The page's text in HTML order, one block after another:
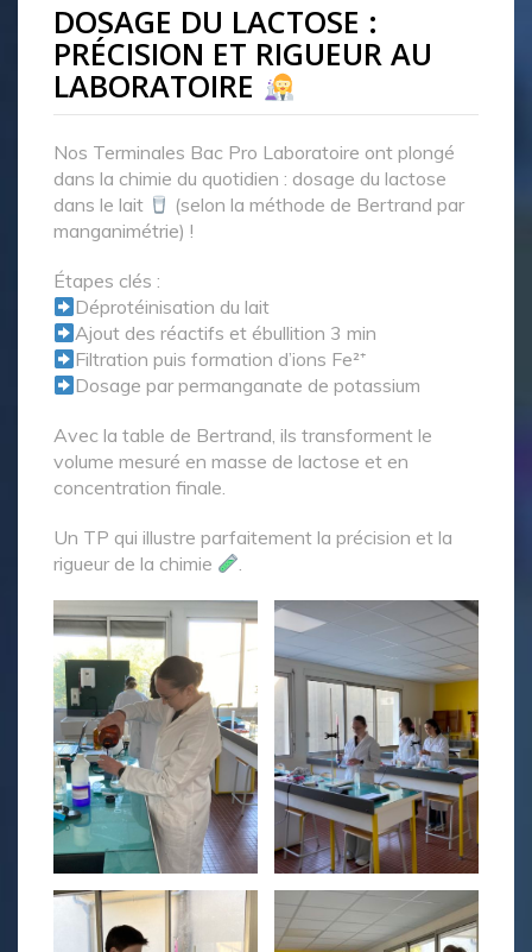
DOSAGE DU LACTOSE :
PRÉCISION ET RIGUEUR AU
LABORATOIRE
Nos Terminales Bac Pro Laboratoire ont plongé
dans la chimie du quotidien : dosage du lactose
dans le lait
(selon la méthode de Bertrand par
manganimétrie) !
Étapes clés :
Déprotéinisation du lait
Ajout des réactifs et ébullition 3 min
Filtration puis formation d’ions Fe²⁺
Dosage par permanganate de potassium
Avec la table de Bertrand, ils transforment le
volume mesuré en masse de lactose et en
concentration finale.
Un TP qui illustre parfaitement la précision et la
rigueur de la chimie
.